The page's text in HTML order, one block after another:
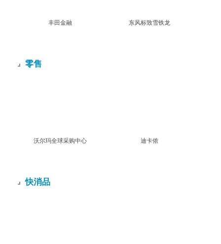
丰田金融 东风标致雪铁龙
零售
沃尔玛全球采购中心 迪卡侬
快消品